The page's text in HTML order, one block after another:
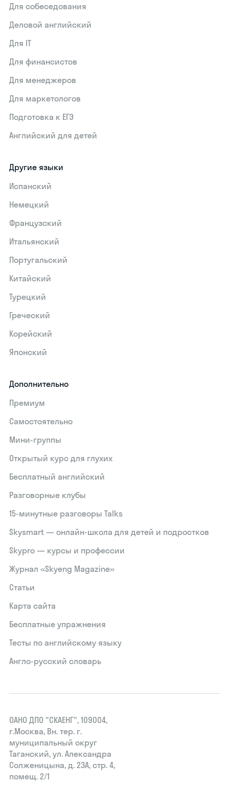
Для собеседования
Деловой английский
Для IT
Для финансистов
Для менеджеров
Для маркетологов
Подготовка к ЕГЭ
Английский для детей
Другие языки
Испанский
Немецкий
Французский
Итальянский
Португальский
Китайский
Турецкий
Греческий
Корейский
Японский
Дополнительно
Премиум
Самостоятельно
Мини-группы
Открытый курс для глухих
Бесплатный английский
Разговорные клубы
15‑минутные разговоры Talks
Skysmart — онлайн-школа для детей и подростков
Skypro — курсы и профессии
Журнал «Skyeng Magazine»
Статьи
Карта сайта
Бесплатные упражнения
Тесты по английскому языку
Англо-русский словарь
ОАНО ДПО "СКАЕНГ", 109004,
г.Москва, Вн. тер. г.
муниципальный округ
Таганский, ул. Александра
Солженицына, д. 23А, стр. 4,
помещ. 2/1